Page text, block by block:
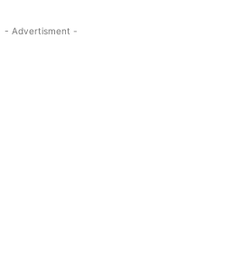
- Advertisment -